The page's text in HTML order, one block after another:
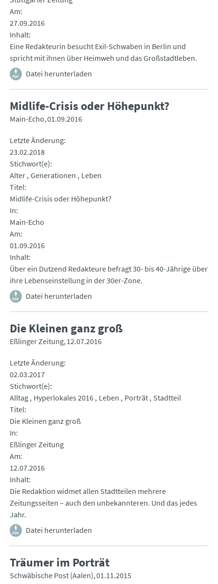
Am
27.09.2016
Inhalt
Eine Redakteurin besucht Exil-Schwaben in Berlin und
spricht mit ihnen über Heimweh und das Großstadtleben.
Datei herunterladen
Midlife-Crisis oder Höhepunkt?
Main-Echo 01.09.2016
Letzte Änderung
23.02.2018
Stichwort(e)
Alter Generationen
Leben
Titel
Midlife-Crisis oder Höhepunkt?
In
Main-Echo
Am
01.09.2016
Inhalt
Über ein Dutzend Redakteure befragt 30- bis 40-Jährige über
ihre Lebenseinstellung in der 30er-Zone.
Datei herunterladen
Die Kleinen ganz groß
Eßlinger Zeitung 12.07.2016
Letzte Änderung
02.03.2017
Stichwort(e)
Alltag Hyperlokales 2016 Leben Porträt Stadtteil
Titel
Die Kleinen ganz groß
In
Eßlinger Zeitung
Am
12.07.2016
Inhalt
Die Redaktion widmet allen Stadtteilen mehrere
Zeitungsseiten – auch den unbekannteren. Und das jedes
Jahr.
Datei herunterladen
Träumer im Porträt
Schwäbische Post (Aalen) 01.11.2015